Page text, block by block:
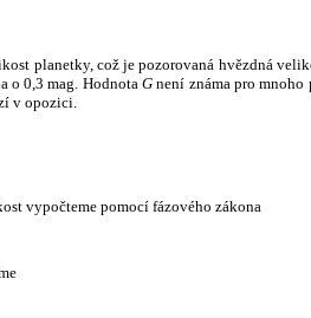
planetky, což je pozorovaná hvězdná
o 0,3 mag. HodnotaG není známa pro
v opozici.
vypočteme pomocí fázového zákona